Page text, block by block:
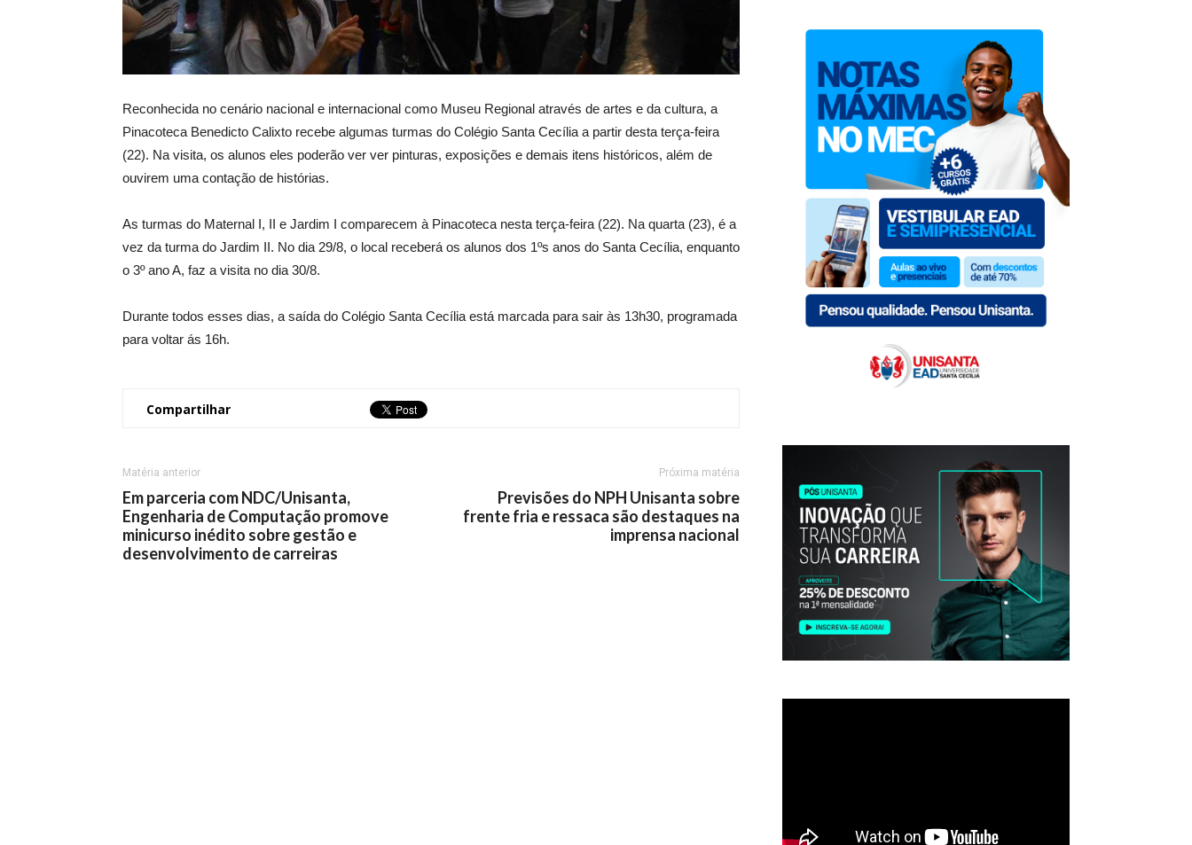
Reconhecida no cenário nacional e internacional como Museu Regional através de artes e da cultura, a
Pinacoteca Benedicto Calixto recebe algumas turmas do Colégio Santa Cecília a partir desta terça-feira
(22). Na visita, os alunos eles poderão ver ver pinturas, exposições e demais itens históricos, além de
ouvirem uma contação de histórias.
As turmas do Maternal I, II e Jardim I comparecem à Pinacoteca nesta terça-feira (22). Na quarta (23), é a
vez da turma do Jardim II. No dia 29/8, o local receberá os alunos dos 1ºs anos do Santa Cecília, enquanto
o 3º ano A, faz a visita no dia 30/8.
Durante todos esses dias, a saída do Colégio Santa Cecília está marcada para sair às 13h30, programada
para voltar ás 16h.
Compartilhar
Matéria anterior
Em parceria com NDC/Unisanta,
Engenharia de Computação promove
minicurso inédito sobre gestão e
desenvolvimento de carreiras
Próxima matéria
Previsões do NPH Unisanta sobre
frente fria e ressaca são destaques na
imprensa nacional